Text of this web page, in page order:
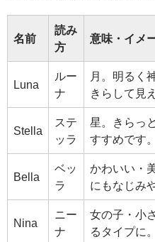
名前
読み
方
意味・イメ
Luna
ルー
ナ
月。明るく
きらして見
Stella
ステ
ッラ
星。きらっ
すすめです。
Bella
ベッ
ラ
かわいい・
にもなじみ
Nina
ニー
ナ
女の子・小
るタイプに。